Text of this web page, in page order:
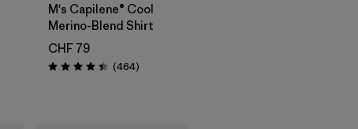
M's Capilene® Cool
Merino-Blend Shirt
CHF 79
Valutazione: 4.5 / 5
(464Recensioni
)